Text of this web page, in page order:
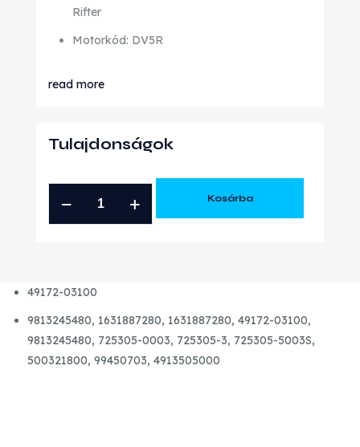
Rifter
Motorkód: DV5R
read more
Tulajdonságok
PEUGEOT
ÚJ
Kosárba
49172-03100
9813245480, 1631887280, 1631887280, 49172-03100,
9813245480, 725305-0003, 725305-3, 725305-5003S,
500321800, 99450703, 4913505000